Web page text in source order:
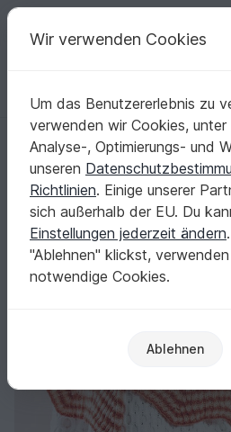
Deine kreativen Ideen
Deutsch | € (EUR)
Startseite Stricken Tücher
FÄCHERTUCH SOMMERWIND
FÄCHERTUCH
Wir verwenden Cookies
Um das Benutzererlebnis zu
verwenden wir Cookies, unter
Analyse-, Optimierungs- und
unseren
Richtlinien. Einige unserer
sich außerhalb der EU. Du
Einstellungen jederzeit ändern
"Ablehnen" klickst,
notwendige Cookies.
Ablehnen